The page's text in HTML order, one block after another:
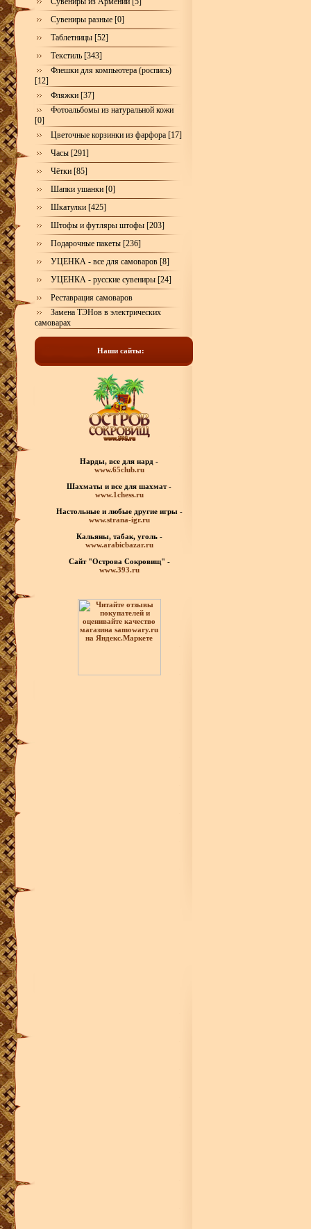
Сувениры разные [0]
Таблетницы [52]
Текстиль [343]
Флешки для компьютера (роспись)
[12]
Фляжки [37]
Фотоальбомы из натуральной кожи
[0]
Цветочные корзинки из фарфора [17]
Часы [291]
Чётки [85]
Шапки ушанки [0]
Шкатулки [425]
Штофы и футляры штофы [203]
Подарочные пакеты [236]
УЦЕНКА - все для самоваров [8]
УЦЕНКА - русские сувениры [24]
Реставрация самоваров
Замена ТЭНов в электрических
самоварах
Наши сайты:
Нарды, все для нард -
www.65club.ru
Шахматы и все для шахмат -
www.1chess.ru
Настольные и любые другие игры -
www.strana-igr.ru
Кальяны, табак, уголь -
www.arabicbazar.ru
Сайт "Острова Сокровищ" -
www.393.ru